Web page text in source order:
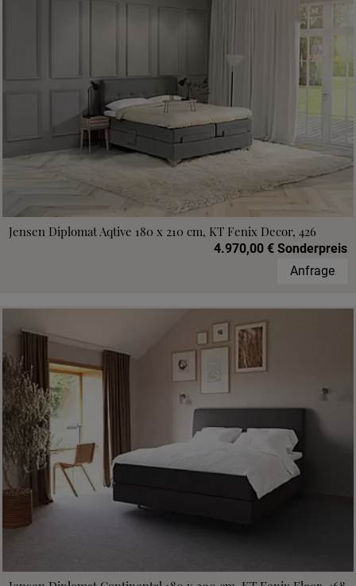
Jensen Diplomat Aqtive 180 x 210 cm, KT Fenix Decor, 426
4.970,00 € Sonderpreis
Anfrage